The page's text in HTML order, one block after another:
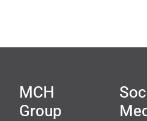
MCH
Group